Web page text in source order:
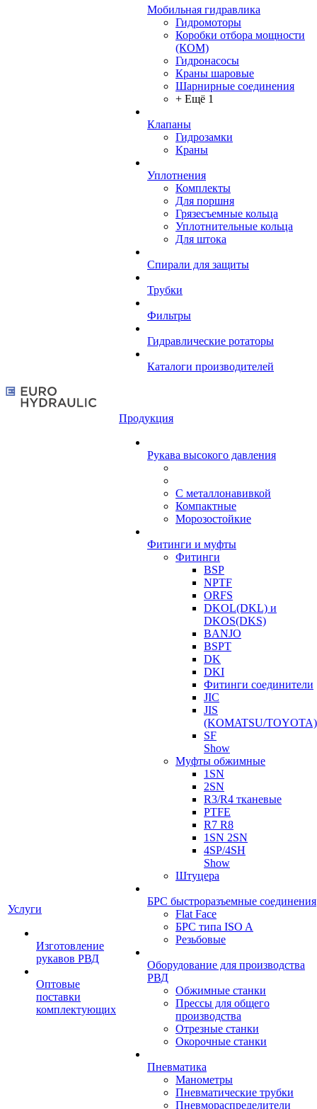
Мобильная гидравлика
Гидромоторы
Коробки отбора мощности
(КОМ)
Гидронасосы
Краны шаровые
Шарнирные соединения
+ Ещё 1
Клапаны
Гидрозамки
Краны
Уплотнения
Комплекты
Для поршня
Грязесъемные кольца
Уплотнительные кольца
Для штока
Спирали для защиты
Трубки
Фильтры
Гидравлические ротаторы
Каталоги производителей
Услуги
Изготовление
рукавов РВД
Оптовые
поставки
комплектующих
Продукция
Рукава высокого давления
С металлонавивкой
Компактные
Морозостойкие
Фитинги и муфты
Фитинги
BSP
NPTF
ORFS
DKOL(DKL) и
DKOS(DKS)
BANJO
BSPT
DK
DKI
Фитинги соединители
JIC
JIS
(KOMATSU/TOYOTA)
SF
Show
Муфты обжимные
1SN
2SN
R3/R4 тканевые
PTFE
R7 R8
1SN 2SN
4SP/4SH
Show
Штуцера
БРС быстроразъемные соединения
Flat Face
БРС типа ISO A
Резьбовые
Оборудование для производства
РВД
Обжимные станки
Прессы для общего
производства
Отрезные станки
Окорочные станки
Пневматика
Манометры
Пневматические трубки
Пневмораспределители